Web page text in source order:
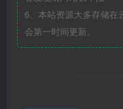
6、本站资源大多存储在
会第一时间更新。